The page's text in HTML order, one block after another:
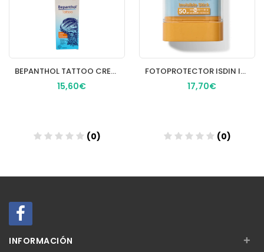
BEPANTHOL TATTOO CREMA SOLAR PROTECTORA SPF 50+
15,60€
(0)
FOTOPROTECTOR ISDIN INVISIBLE SPF 50 1 STICK 10
17,70€
(0)
INFORMACIÓN +